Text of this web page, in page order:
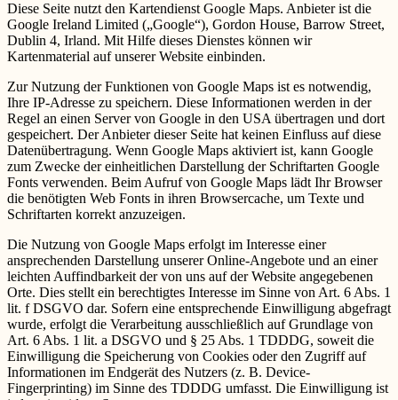
Diese Seite nutzt den Kartendienst Google Maps. Anbieter ist die
Google Ireland Limited („Google“), Gordon House, Barrow Street,
Dublin 4, Irland. Mit Hilfe dieses Dienstes können wir
Kartenmaterial auf unserer Website einbinden.
Zur Nutzung der Funktionen von Google Maps ist es notwendig,
Ihre IP-Adresse zu speichern. Diese Informationen werden in der
Regel an einen Server von Google in den USA übertragen und dort
gespeichert. Der Anbieter dieser Seite hat keinen Einfluss auf diese
Datenübertragung. Wenn Google Maps aktiviert ist, kann Google
zum Zwecke der einheitlichen Darstellung der Schriftarten Google
Fonts verwenden. Beim Aufruf von Google Maps lädt Ihr Browser
die benötigten Web Fonts in ihren Browsercache, um Texte und
Schriftarten korrekt anzuzeigen.
Die Nutzung von Google Maps erfolgt im Interesse einer
ansprechenden Darstellung unserer Online-Angebote und an einer
leichten Auffindbarkeit der von uns auf der Website angegebenen
Orte. Dies stellt ein berechtigtes Interesse im Sinne von Art. 6 Abs. 1
lit. f DSGVO dar. Sofern eine entsprechende Einwilligung abgefragt
wurde, erfolgt die Verarbeitung ausschließlich auf Grundlage von
Art. 6 Abs. 1 lit. a DSGVO und § 25 Abs. 1 TDDDG, soweit die
Einwilligung die Speicherung von Cookies oder den Zugriff auf
Informationen im Endgerät des Nutzers (z. B. Device-
Fingerprinting) im Sinne des TDDDG umfasst. Die Einwilligung ist